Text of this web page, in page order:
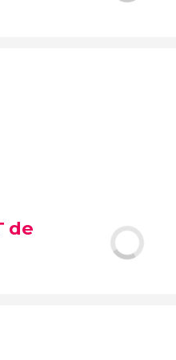
entrada preferente
Foro y Palatino
tour
de